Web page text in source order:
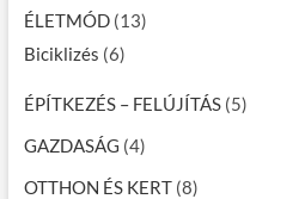
á
c
i
ó
ÉLETMÓD(13)
Biciklizés (6)
ÉPÍTKEZÉS – FELÚJÍTÁS(5)
GAZDASÁG (4)
OTTHON ÉS KERT(8)